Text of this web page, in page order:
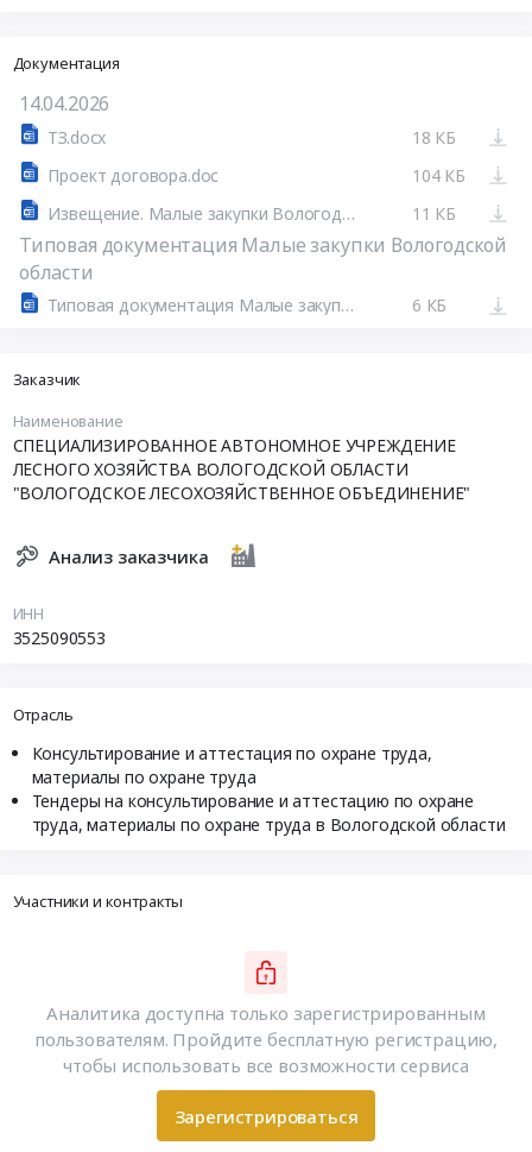
Документация
14.04.2026
ТЗ.docx
18 КБ
Проект договора.doc
104 КБ
Извещение. Малые закупки Вологодской области
11 КБ
Типовая документация Малые закупки Вологодской
области
Типовая документация Малые закупки Вологодской области 6 КБ
Заказчик
Наименование
СПЕЦИАЛИЗИРОВАННОЕ АВТОНОМНОЕ УЧРЕЖДЕНИЕ
ЛЕСНОГО ХОЗЯЙСТВА ВОЛОГОДСКОЙ ОБЛАСТИ
"ВОЛОГОДСКОЕ ЛЕСОХОЗЯЙСТВЕННОЕ ОБЪЕДИНЕНИЕ"
Анализ заказчика
ИНН
3525090553
Отрасль
Консультирование и аттестация по охране труда,
материалы по охране труда
Тендеры на консультирование и аттестацию по охране
труда, материалы по охране труда в Вологодской области
Участники и контракты
Аналитика доступна только зарегистрированным
пользователям. Пройдите бесплатную регистрацию,
чтобы использовать все возможности сервиса
Зарегистрироваться